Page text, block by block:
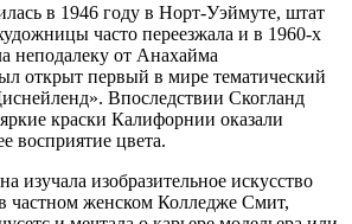
в 1946 году в Норт-Уэймуте, штат
часто переезжала и в 1960-х
неподалеку от Анахайма
открыт первый в мире тематический
Впоследствии Скогланд
краски Калифорнии оказали
восприятие цвета.
изучала изобразительное искусство
частном женском Колледже Смит,